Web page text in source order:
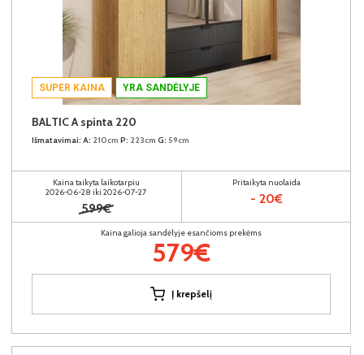
SUPER KAINA YRA SANDĖLYJE
BALTIC A spinta 220
Išmatavimai: A: 210cm P: 223cm G: 59cm
Kaina taikyta laikotarpiu
2026-06-28 iki 2026-07-27
599€
Pritaikyta nuolaida
- 20€
Kaina galioja sandėlyje esančioms prekėms
579€
Į krepšelį